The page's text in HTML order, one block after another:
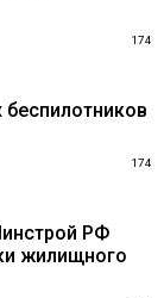
174
174
РФ
жилищного